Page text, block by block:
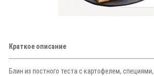
Краткое описание
Блин из постного теста с картофелем,